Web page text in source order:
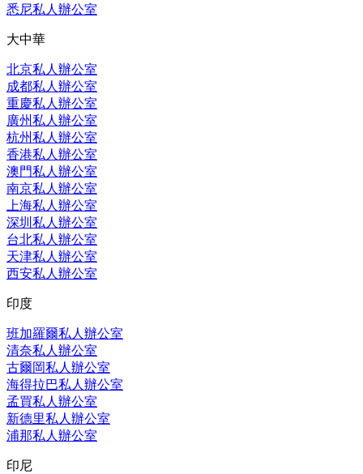
悉尼私人辦公室
大中華
北京私人辦公室
成都私人辦公室
重慶私人辦公室
廣州私人辦公室
杭州私人辦公室
香港私人辦公室
澳門私人辦公室
南京私人辦公室
上海私人辦公室
深圳私人辦公室
台北私人辦公室
天津私人辦公室
西安私人辦公室
印度
班加羅爾私人辦公室
清奈私人辦公室
古爾岡私人辦公室
海得拉巴私人辦公室
孟買私人辦公室
新德里私人辦公室
浦那私人辦公室
印尼